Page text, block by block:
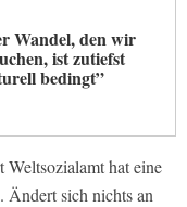
Wandel, den wir
ist zutiefst
bedingt”
hat eine
Ändert sich nichts an